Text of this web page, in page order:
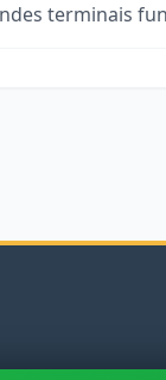
terminais